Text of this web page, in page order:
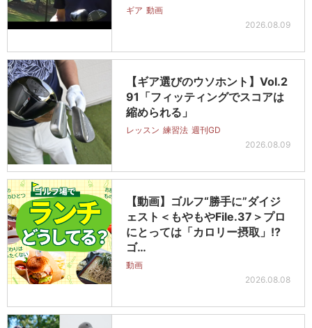
ギア 動画
2026.08.09
【ギア選びのウソホント】Vol.2
91「フィッティングでスコアは
縮められる」
レッスン 練習法 週刊GD
2026.08.09
【動画】ゴルフ“勝手に”ダイジ
ェスト＜もやもやFile.37＞プロ
にとっては「カロリー摂取」!?
ゴ…
動画
2026.08.08